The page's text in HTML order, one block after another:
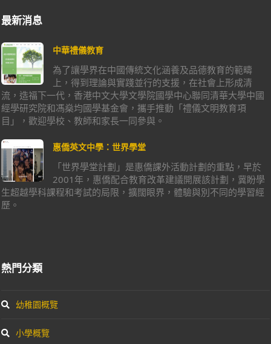
最新消息
中華禮儀教育
為了讓學界在中國傳統文化涵養及品德教育的範疇
上，得到理論與實踐並行的支援，在社會上形成清
流，造福下一代，香港中文大學文學院國學中心聯同清華大學中國
經學研究院和馮燊均國學基金會，攜手推動「禮儀文明教育項
目」，歡迎學校、教師和家長一同參與。
惠僑英文中學：世界學堂
「世界學堂計劃」是惠僑課外活動計劃的重點，早於
2001年，惠僑配合教育改革建議開展該計劃，冀盼學
生超越學科課程和考試的局限，擴闊眼界，體驗與別不同的學習經
歷。
熱門分類
幼稚園概覽
小學概覽